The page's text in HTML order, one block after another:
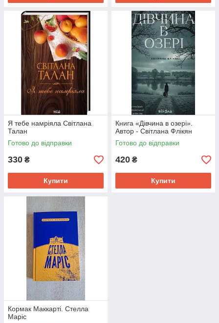
Я тебе намріяла Світлана
Талан
Готово до відправки
330 ₴
Купити
Книга «Дівчина в озері».
Автор - Світлана Флікян
Готово до відправки
420 ₴
Купити
Кормак Маккарті. Стелла
Маріс